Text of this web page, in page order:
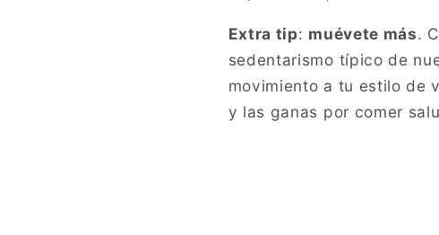
Extra tip: muévete más.
sedentarismo típico de
movimiento a tu estilo de
y las ganas por comer